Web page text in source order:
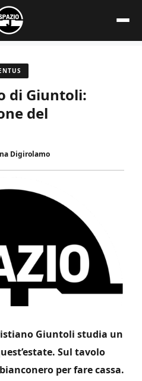
di Giuntoli:
del
Digirolamo
Giuntoli studia un
Sul tavolo
per fare cassa.